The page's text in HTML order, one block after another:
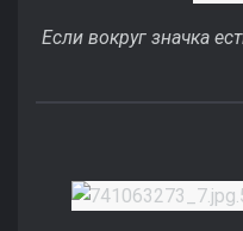
Если вокруг значка